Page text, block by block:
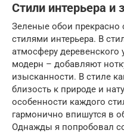
Стили интерьера и
Зеленые обои прекрасно
стилями интерьера. В
атмосферу
модерн – добавляют
изысканности. В стиле
близость к природе и
особенности каждого
гармонично впишутся в
Однажды я попробовал